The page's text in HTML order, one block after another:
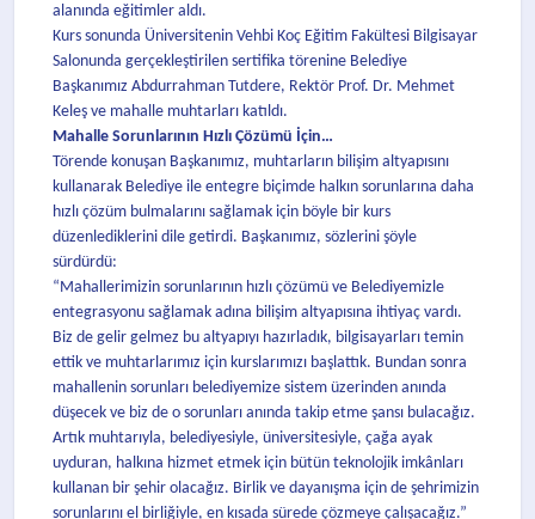
alanında eğitimler aldı.
Kurs sonunda Üniversitenin Vehbi Koç Eğitim Fakültesi Bilgisayar
Salonunda gerçekleştirilen sertifika törenine Belediye
Başkanımız Abdurrahman Tutdere, Rektör Prof. Dr. Mehmet
Keleş ve mahalle muhtarları katıldı.
Mahalle Sorunlarının Hızlı Çözümü İçin…
Törende konuşan Başkanımız, muhtarların bilişim altyapısını
kullanarak Belediye ile entegre biçimde halkın sorunlarına daha
hızlı çözüm bulmalarını sağlamak için böyle bir kurs
düzenlediklerini dile getirdi. Başkanımız, sözlerini şöyle
sürdürdü:
“Mahallerimizin sorunlarının hızlı çözümü ve Belediyemizle
entegrasyonu sağlamak adına bilişim altyapısına ihtiyaç vardı.
Biz de gelir gelmez bu altyapıyı hazırladık, bilgisayarları temin
ettik ve muhtarlarımız için kurslarımızı başlattık. Bundan sonra
mahallenin sorunları belediyemize sistem üzerinden anında
düşecek ve biz de o sorunları anında takip etme şansı bulacağız.
Artık muhtarıyla, belediyesiyle, üniversitesiyle, çağa ayak
uyduran, halkına hizmet etmek için bütün teknolojik imkânları
kullanan bir şehir olacağız. Birlik ve dayanışma için de şehrimizin
sorunlarını el birliğiyle, en kısada sürede çözmeye çalışacağız.”